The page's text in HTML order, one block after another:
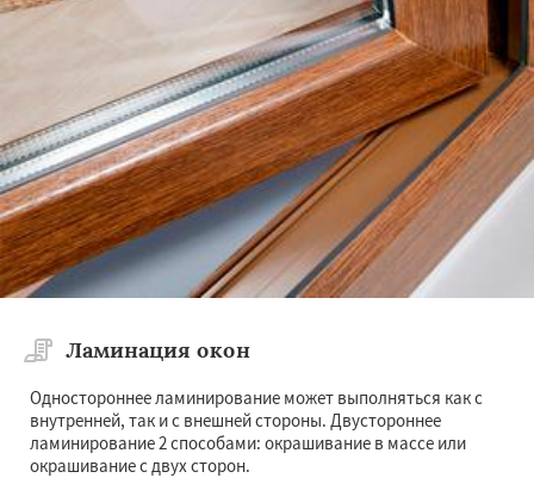
Ламинация окон
Одностороннее ламинирование может выполняться как с
внутренней, так и с внешней стороны. Двустороннее
ламинирование 2 способами: окрашивание в массе или
окрашивание с двух сторон.